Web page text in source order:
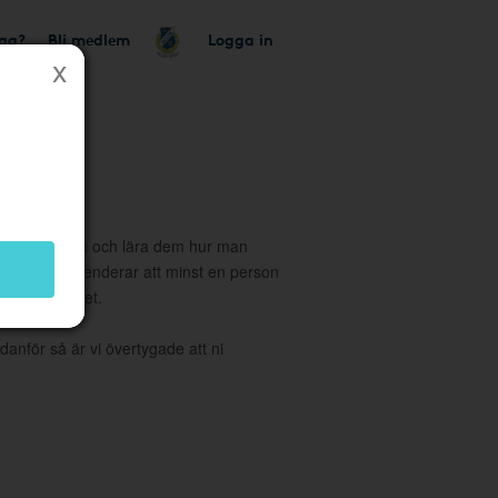
Bli medlem Logga in
till alla och lära dem hur man
vi rekommenderar att minst en person
så är vi övertygade att ni